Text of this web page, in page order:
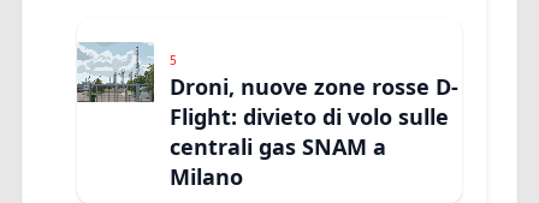
5
Droni, nuove zone rosse D-
Flight: divieto di volo sulle
centrali gas SNAM a
Milano